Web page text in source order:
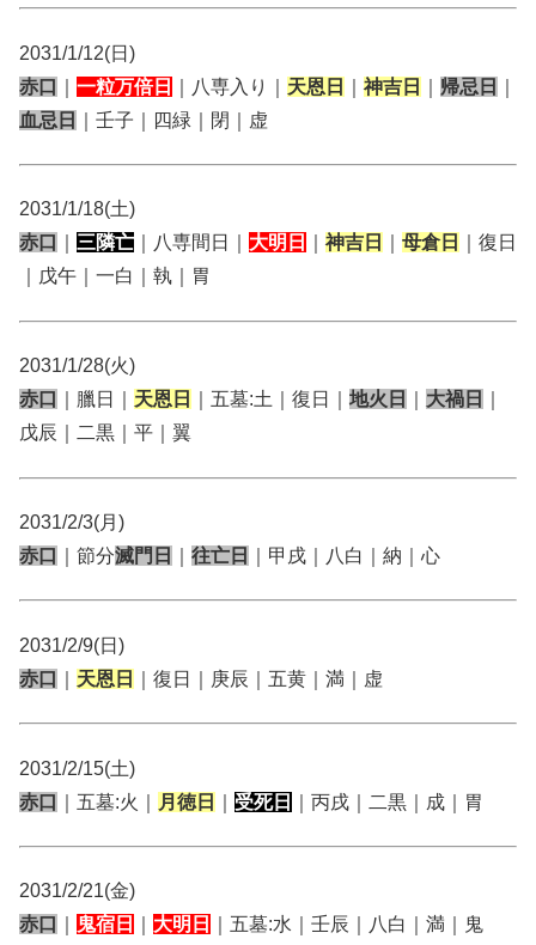
2031/1/12(日)
赤口
一粒万倍日 ｜八専入り｜ 天恩日 神吉日 帰忌日
血忌日
｜壬子｜四緑｜閉｜虚
2031/1/18(土)
赤口
三隣亡 ｜八専間日｜ 大明日 神吉日 母倉日
｜復日
｜戊午｜一白｜執｜胃
2031/1/28(火)
赤口
｜臘日｜ 天恩日 ｜五墓:土｜復日｜ 地火日 大禍日
戊辰｜二黒｜平｜翼
2031/2/3(月)
赤口
｜節分滅門日 往亡日 ｜甲戌｜八白｜納｜心
2031/2/9(日)
赤口
天恩日 ｜復日｜庚辰｜五黄｜満｜虚
2031/2/15(土)
赤口
｜五墓:火｜ 月徳日 受死日 ｜丙戌｜二黒｜成｜胃
2031/2/21(金)
赤口
鬼宿日 大明日 ｜五墓:水｜壬辰｜八白｜満｜鬼